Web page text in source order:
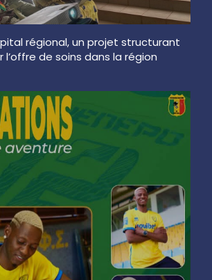
régional, un projet structurant
l’offre de soins dans la région